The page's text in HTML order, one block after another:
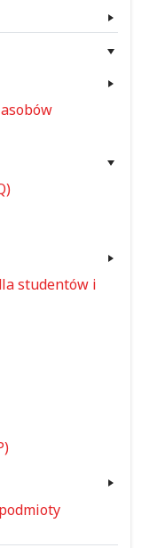
studentów i